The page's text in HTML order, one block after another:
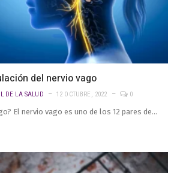
del nervio vago
DE LA SALUD 12 OCTUBRE, 2022 0
El nervio vago es uno de los 12 pares de…